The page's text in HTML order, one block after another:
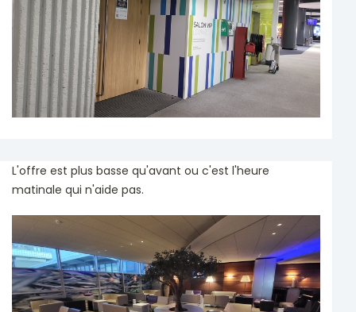
L'offre est plus basse qu'avant ou c'est l'heure
matinale qui n'aide pas.